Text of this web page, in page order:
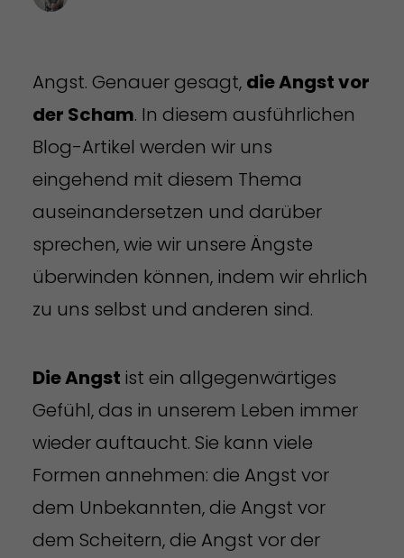
Angst. Genauer gesagt, die Angst vor
der Scham. In diesem ausführlichen
Blog-Artikel werden wir uns
eingehend mit diesem Thema
auseinandersetzen und darüber
sprechen, wie wir unsere Ängste
überwinden können, indem wir ehrlich
zu uns selbst und anderen sind.
Die Angst ist ein allgegenwärtiges
Gefühl, das in unserem Leben immer
wieder auftaucht. Sie kann viele
Formen annehmen: die Angst vor
dem Unbekannten, die Angst vor
dem Scheitern, die Angst vor der